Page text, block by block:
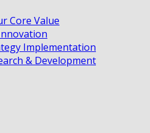
Core Value
Implementation
& Development